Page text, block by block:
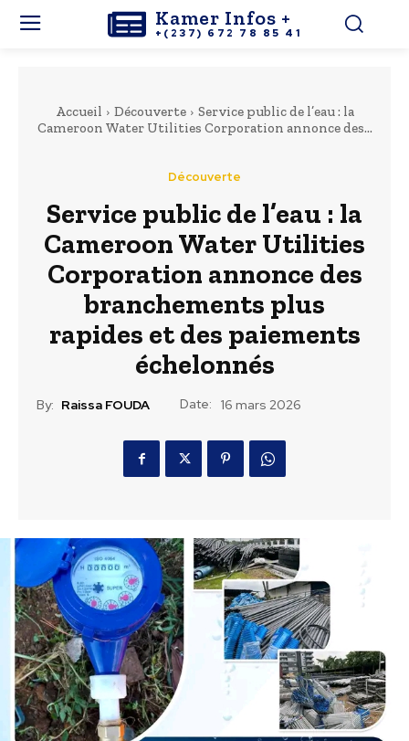
Kamer Infos +
+(237) 672 78 85 41
Accueil Découverte
Service public de l’eau : la
Cameroon Water Utilities Corporation annonce des...
Découverte
Service public de l’eau : la
Cameroon Water Utilities
Corporation annonce des
branchements plus
rapides et des paiements
échelonnés
By: Raissa FOUDA Date: 16 mars 2026